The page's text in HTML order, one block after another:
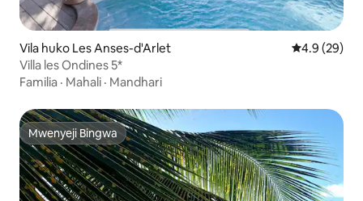
Vila huko Les Anses-d'Arlet Ukadiriaji
4.9 (29)
Villa les Ondines 5*
Familia · Mahali · Mandhari
Mwenyeji Bingwa
Mwenyeji Bingwa